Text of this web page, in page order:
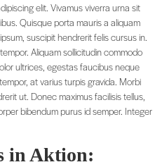
elit. Vivamus viverra urna sit
Quisque porta mauris a aliquam
suscipit hendrerit felis cursus in.
Aliquam sollicitudin commodo
ultrices, egestas faucibus neque
at varius turpis gravida. Morbi
ut. Donec maximus facilisis tellus,
bibendum purus id semper. Integer
in Aktion: